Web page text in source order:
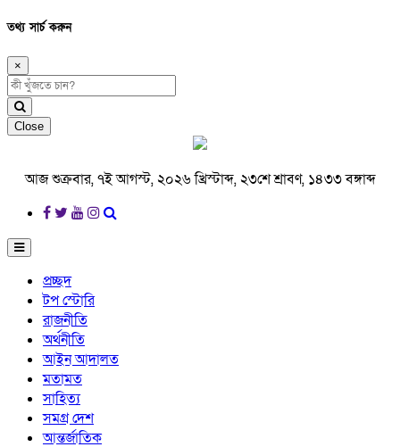
তথ্য সার্চ করুন
×
Close
আজ শুক্রবার, ৭ই আগস্ট, ২০২৬ খ্রিস্টাব্দ, ২৩শে শ্রাবণ, ১৪৩৩ বঙ্গাব্দ
প্রচ্ছদ
টপ স্টোরি
রাজনীতি
অর্থনীতি
আইন আদালত
মতামত
সাহিত্য
সমগ্র দেশ
আন্তর্জাতিক